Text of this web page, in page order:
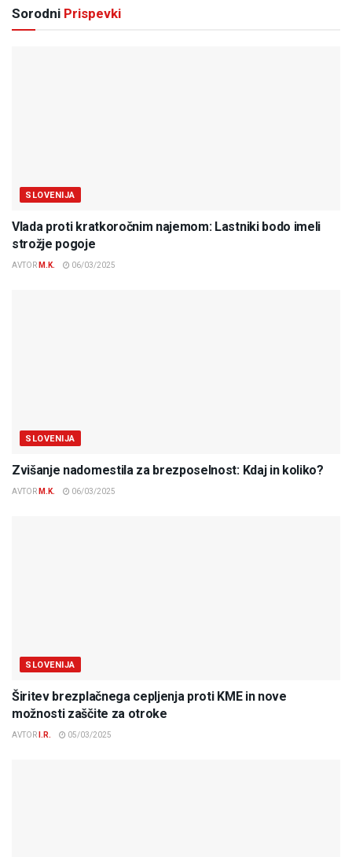
Sorodni Prispevki
SLOVENIJA
Vlada proti kratkoročnim najemom: Lastniki bodo imeli
strožje pogoje
AVTOR M.K. 06/03/2025
SLOVENIJA
Zvišanje nadomestila za brezposelnost: Kdaj in koliko?
AVTOR M.K. 06/03/2025
SLOVENIJA
Širitev brezplačnega cepljenja proti KME in nove
možnosti zaščite za otroke
AVTOR I.R. 05/03/2025